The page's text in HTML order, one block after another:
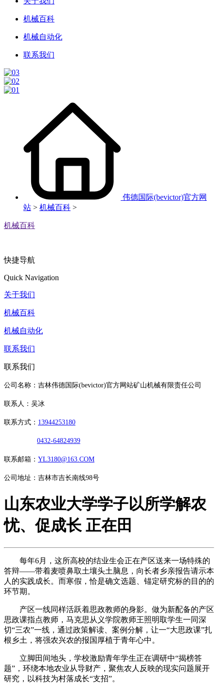
机械百科
机械自动化
联系我们
伟德国际(bevictor)官方网
站 > 机械百科 >
机械百科
快捷导航
Quick Navigation
关于我们
机械百科
机械自动化
联系我们
联系我们
公司名称：吉林伟德国际(bevictor)官方网站矿山机械有限责任公司
联系人：吴冰
联系方式： 13944253180
0432-64824939
联系邮箱： YL3180@163.COM
公司地址：吉林市吉长南线98号
山东农业大学学子以所学解农
忧、促成长 正在田
每年6月，这所高校的结业生会正在产区送来一场特殊的
答辩——带着麦喷鼻取土壤头土脑息，向长者乡亲报告请示本
人的实践成长。而寒假，恰是确文选题、锚定研究标的目的的
环节期。
产区一线同样活跃着思政教师的身影。做为新配备的产区
思政课指点教师，马克思从义学院教师王照明取学生一同深
切“三农”一线，通过政策解读、案例分解，让一“大思政课”扎
根乡土，将强农兴农的报国厚植于青年心中。
立脚田间地头，学校激励青年学生正在调研中“揭榜答
题”，环绕本地农业从导财产，聚焦农人反映的现实问题展开
研究，以科技为村落成长“支招”。